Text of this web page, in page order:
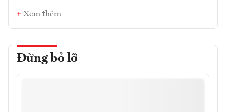
Xem thêm
Đừng bỏ lỡ